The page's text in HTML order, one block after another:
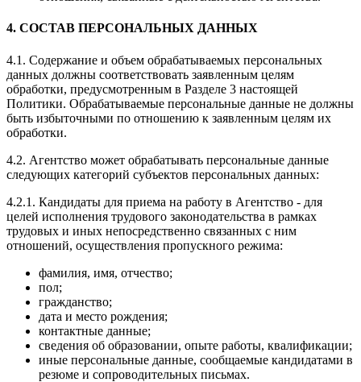
4. СОСТАВ ПЕРСОНАЛЬНЫХ ДАННЫХ
4.1. Содержание и объем обрабатываемых персональных
данных должны соответствовать заявленным целям
обработки, предусмотренным в Разделе 3 настоящей
Политики. Обрабатываемые персональные данные не должны
быть избыточными по отношению к заявленным целям их
обработки.
4.2. Агентство может обрабатывать персональные данные
следующих категорий субъектов персональных данных:
4.2.1. Кандидаты для приема на работу в Агентство - для
целей исполнения трудового законодательства в рамках
трудовых и иных непосредственно связанных с ним
отношений, осуществления пропускного режима:
фамилия, имя, отчество;
пол;
гражданство;
дата и место рождения;
контактные данные;
сведения об образовании, опыте работы, квалификации;
иные персональные данные, сообщаемые кандидатами в
резюме и сопроводительных письмах.